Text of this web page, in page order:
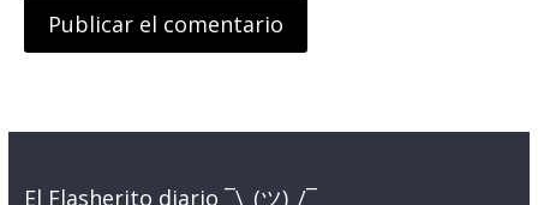
El Flasherito diario ¯\_(ツ)_/¯